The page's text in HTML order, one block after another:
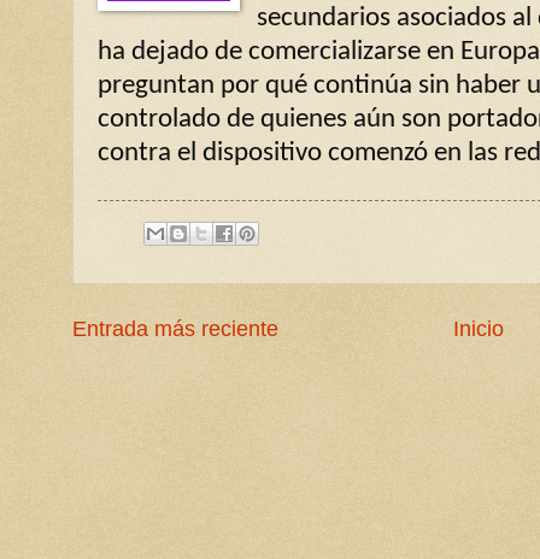
secundarios asociados
ha dejado de comercializarse en
preguntan por qué continúa sin haber
controlado de quienes aún son
contra el dispositivo comenzó en las
Entrada más reciente Inicio